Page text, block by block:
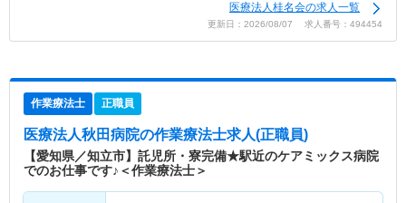
医療法人桂名会の求人一覧
更新日：2026/08/07 求人番号：494454
作業療法士 正職員
医療法人秋田病院の作業療法士求人(正職員)
【愛知県／知立市】託児所・寮完備★駅近のケアミックス病院
でのお仕事です♪＜作業療法士＞